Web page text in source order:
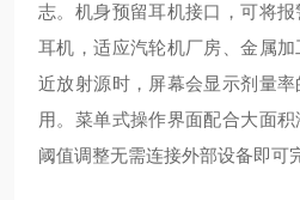
志。机身预留耳机接口，可将
耳机，适应汽轮机厂房、金属
近放射源时，屏幕会显示剂量
用。菜单式操作界面配合大面
阈值调整无需连接外部设备即可